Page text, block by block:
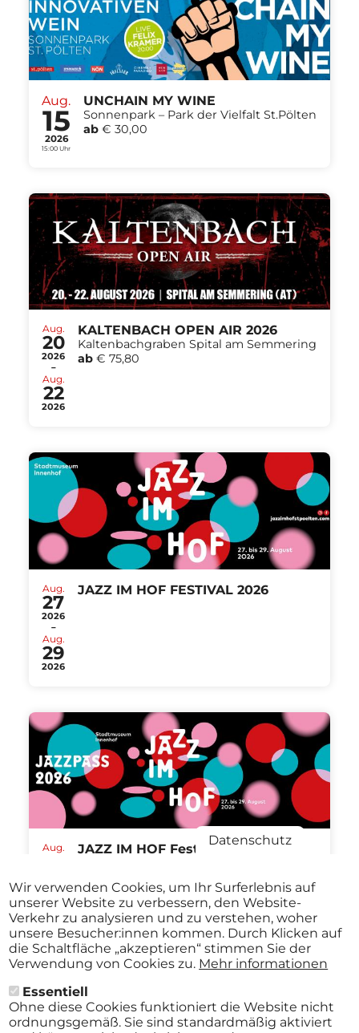
Aug.
15
2026
15:00 Uhr
UNCHAIN MY WINE
Sonnenpark – Park der Vielfalt St.Pölten
ab € 30,00
Aug.
20
2026
-
Aug.
22
2026
KALTENBACH OPEN AIR 2026
Kaltenbachgraben Spital am Semmering
ab € 75,80
Aug.
27
2026
-
Aug.
29
2026
JAZZ IM HOF FESTIVAL 2026
Aug.
-
Aug.
29
2026
JAZZ IM HOF Festival St.Pölten
ab€ 40,00
Datenschutz
Wir verwenden Cookies, um Ihr Surferlebnis auf
unserer Website zu verbessern, den Website-
Verkehr zu analysieren und zu verstehen, woher
unsere Besucher:innen kommen. Durch Klicken auf
die Schaltfläche „akzeptieren“ stimmen Sie der
Verwendung von Cookies zu. Mehr informationen
Essentiell
Ohne diese Cookies funktioniert die Website nicht
ordnungsgemäß. Sie sind standardmäßig aktiviert